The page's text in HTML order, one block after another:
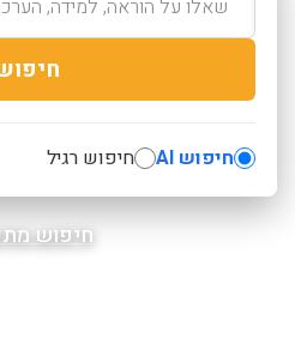
חיפוש AI חיפוש רגיל
חיפוש